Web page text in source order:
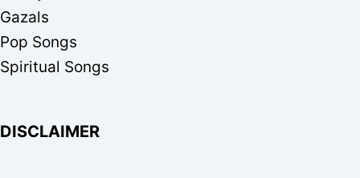
Gazals
Pop Songs
Spiritual Songs
DISCLAIMER